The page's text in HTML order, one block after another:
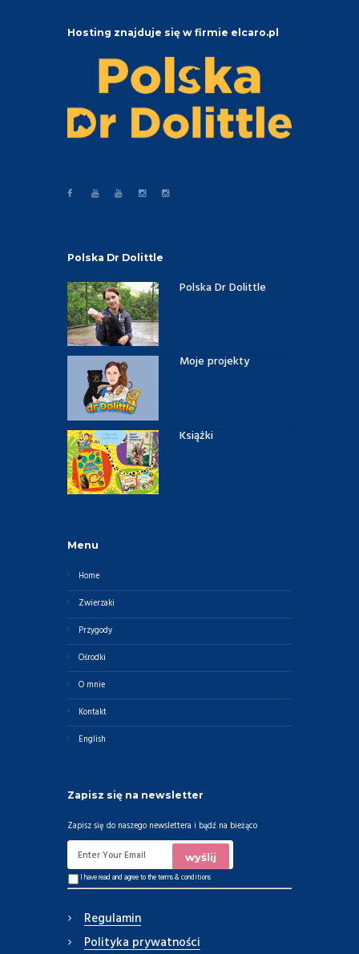
Hosting znajduje się w firmie elcaro.pl
Polska Dr Dolittle
Polska Dr Dolittle
Moje projekty
Książki
Menu
Home
Zwierzaki
Przygody
Ośrodki
O mnie
Kontakt
English
Zapisz się na newsletter
Zapisz się do naszego newslettera i bądź na bieżąco
I have read and agree to theterms & conditions
Regulamin
Polityka prywatności